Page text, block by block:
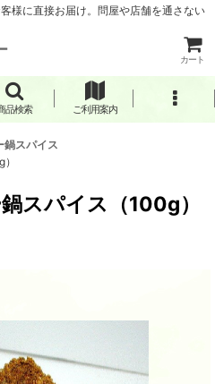
様に直接お届け。問屋や店舗を通さない
カート
品検索 ご利用案内
鍋スパイス
スパイス（100g）